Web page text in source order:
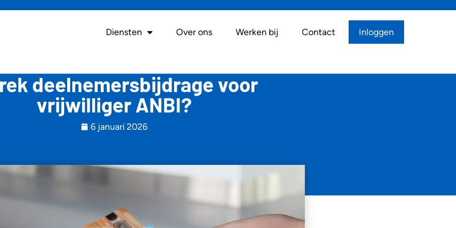
Diensten Over ons Werken bij Contact Inloggen
deelnemersbijdrage voor
vrijwilliger ANBI?
6 januari 2026